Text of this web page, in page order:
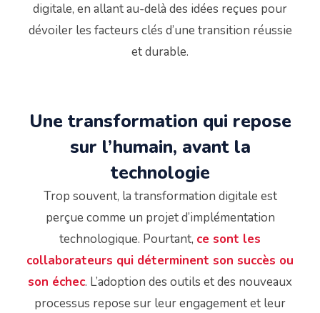
digitale, en allant au-delà des idées reçues pour
dévoiler les facteurs clés d’une transition réussie
et durable.
Une transformation qui repose
sur l’humain, avant la
technologie
Trop souvent, la transformation digitale est
perçue comme un projet d’implémentation
technologique. Pourtant, ce sont les
collaborateurs qui déterminent son succès ou
son échec. L’adoption des outils et des nouveaux
processus repose sur leur engagement et leur